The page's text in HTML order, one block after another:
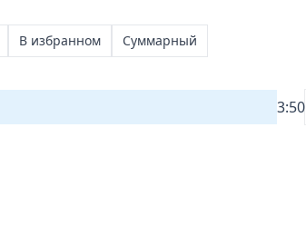
В избранном Суммарный
3:50